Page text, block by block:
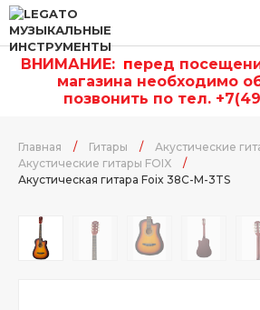
ВНИМАНИЕ: перед
магазина необходимо
позвонить по тел.
Главная / Гитары / Акустические
Акустические гитары FOIX
/
Акустическая гитара Foix 38C-M-3TS